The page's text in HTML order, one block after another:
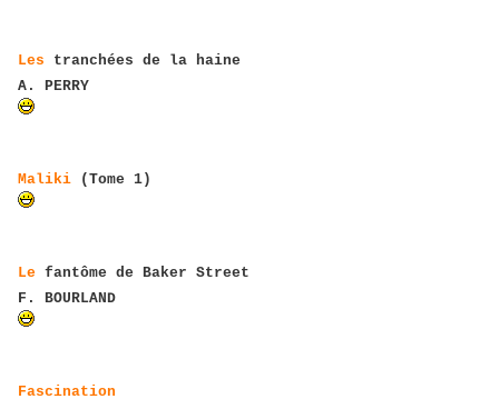
Les tranchées de la haine
A. PERRY
Maliki (Tome 1)
Le fantôme de Baker Street
F. BOURLAND
Fascination